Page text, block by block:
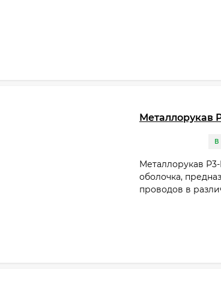
Металлорукав
Металлорукав
оболочка,
проводов в